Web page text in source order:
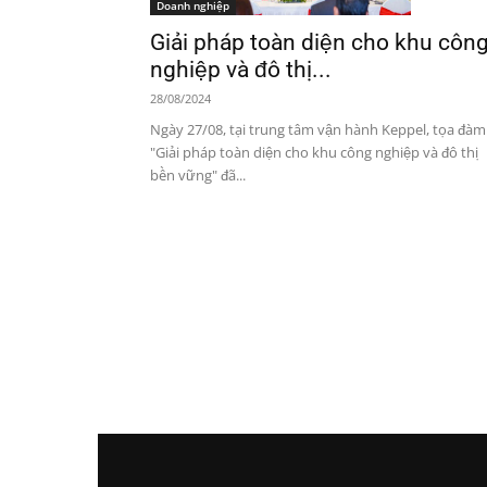
Doanh nghiệp
Giải pháp toàn diện cho khu
nghiệp và đô thị...
28/08/2024
Ngày 27/08, tại trung tâm vận hành Keppel, tọa đàm
"Giải pháp toàn diện cho khu công nghiệp và đô thị
bền vững" đã...